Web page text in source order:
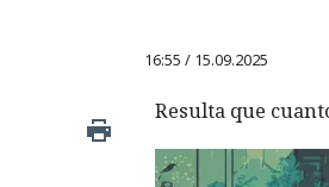
16:55 / 15.09.2025
Resulta que